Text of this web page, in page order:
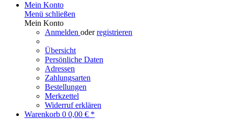
Mein Konto
Menü schließen
Mein Konto
Anmelden oderregistrieren
Übersicht
Persönliche Daten
Adressen
Zahlungsarten
Bestellungen
Merkzettel
Widerruf erklären
Warenkorb 0 0,00 € *